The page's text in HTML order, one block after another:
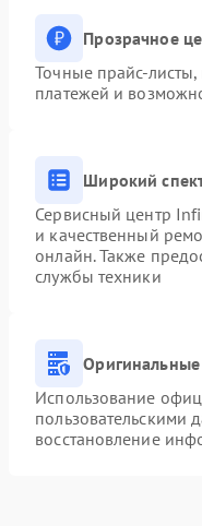
Прозрачное
Точные прайс-листы,
платежей и
Широкий
Сервисный центр
и качественный
онлайн. Также
службы техники
Использование
пользовательскими
восстановление